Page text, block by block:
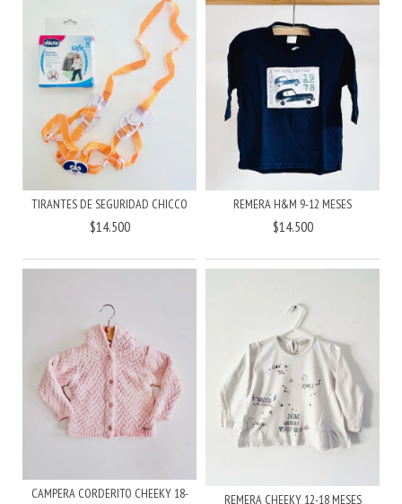
TIRANTES DE SEGURIDAD CHICCO
$14.500
REMERA H&M 9-12 MESES
$14.500
CAMPERA CORDERITO CHEEKY 18-
REMERA CHEEKY 12-18 MESES